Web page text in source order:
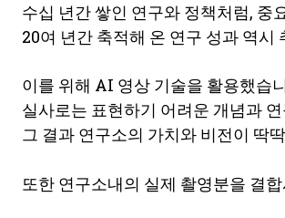
수십 년간 쌓인 연구와 정책처럼, 중
20여 년간 축적해 온 연구 성과 역
이를 위해 AI 영상 기술을 활용했습
실사로는 표현하기 어려운 개념과
그 결과 연구소의 가치와 비전이 딱
또한 연구소내의 실제 촬영분을 결